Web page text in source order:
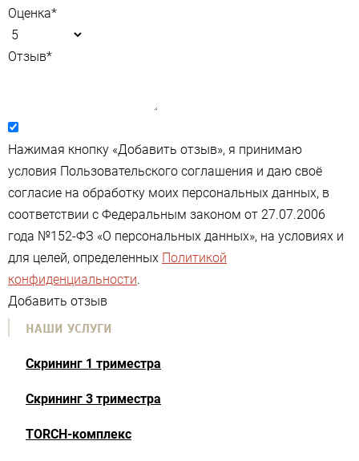
Оценка*
Отзыв*
Нажимая кнопку «Добавить отзыв», я принимаю
условия Пользовательского соглашения и даю своё
согласие на обработку моих персональных данных, в
соответствии с Федеральным законом от 27.07.2006
года №152-ФЗ «О персональных данных», на условиях и
для целей, определенных Политикой
конфиденциальности.
Добавить отзыв
НАШИ УСЛУГИ
Скрининг 1 триместра
Скрининг 3 триместра
TORCH-комплекс